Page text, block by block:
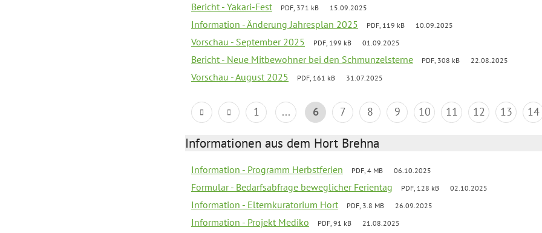
Bericht - Yakari-Fest PDF, 371 kB 15.09.2025
Information - Änderung Jahresplan 2025 PDF, 119 kB 10.09.2025
Vorschau - September 2025 PDF, 199 kB 01.09.2025
Bericht - Neue Mitbewohner bei den Schmunzelsterne PDF, 308 kB 22.08.2025
Vorschau - August 2025 PDF, 161 kB 31.07.2025
1 ... 6 7 8 9 10 11 12 13 14
Informationen aus dem Hort Brehna
Information - Programm Herbstferien PDF, 4 MB 06.10.2025
Formular - Bedarfsabfrage beweglicher Ferientag PDF, 128 kB 02.10.2025
Information - Elternkuratorium Hort PDF, 3.8 MB 26.09.2025
Information - Projekt Mediko PDF, 91 kB 21.08.2025